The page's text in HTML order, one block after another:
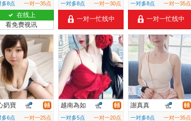
多8点 一对一35点
在线上
看免费视讯
一对多8点 一对一30点
一对一忙线中
一对多8点 一对一35点
一对一忙线中
奶寶
多6点 一对一25点
越南為如
一对多5点 一对一20点
謝真真
一对多8点 一对一35点